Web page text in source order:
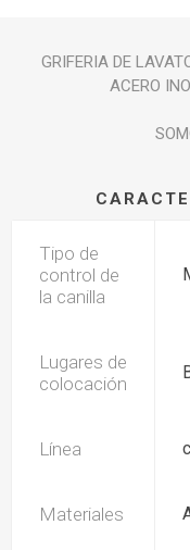
GRIFERIA DE
ACERO
Tipo de
control de
la canilla
Lugares de
colocación
Línea
Materiales